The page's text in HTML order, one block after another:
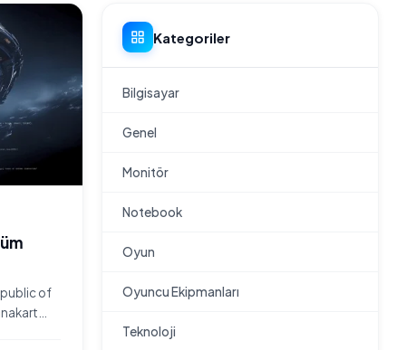
of
Kategoriler
Bilgisayar
Genel
Monitör
Notebook
Oyun
Oyuncu Ekipmanları
Teknoloji